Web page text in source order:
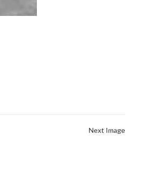
Next Image